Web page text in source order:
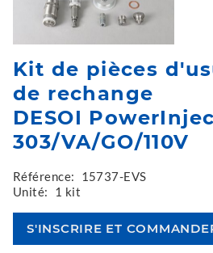
Kit de pièces
de rechange
DESOI
303/VA/GO/110V
Référence:
15737-EVS
Unité:
1 kit